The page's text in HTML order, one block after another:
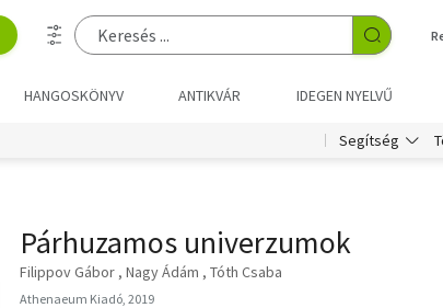
HANGOSKÖNYV ANTIKVÁR IDEGEN NYELVŰ
Segítség
Párhuzamos univerzumok
Filippov Gábor Nagy Ádám Tóth Csaba
Athenaeum Kiadó, 2019